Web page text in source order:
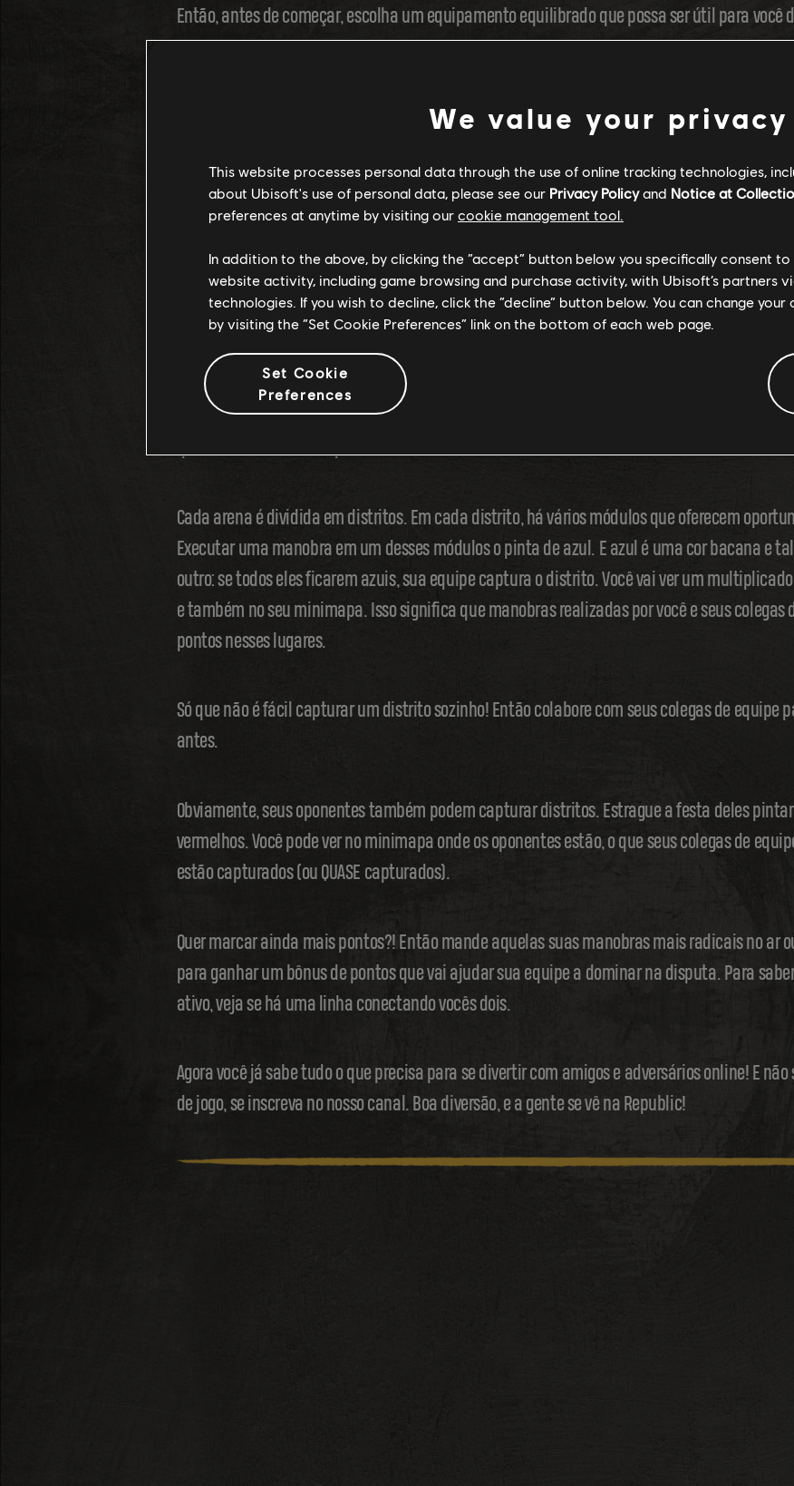
Então, antes de começar, escolha um equipamento equilibrado que possa ser útil para você
E lembre-se: Toda. Rodada. Conta. Nunca se sabe o que pode acontecer! Mesmo se a sua
até o fim porque o jogo pode virar de uma hora para outra.
E, para encerrar, se o seu negócio é competir em equipe, entre no modo Tricks Battle com
pontuação em arenas alucinantes. Confira algumas dicas para mandar bem.
Todos os pontos vêm de manobras. Então vamos ver como maximizar suas manobras para
modo em equipe. A melhor estratégia para conseguir a maior pontuação é capturar um
Cada arena é dividida em distritos. Em cada distrito, há vários módulos que oferecem
Executar uma manobra em um desses módulos o pinta de azul. E azul é uma cor bacana e
outro: se todos eles ficarem azuis, sua equipe captura o distrito. Você vai ver um
e também no seu minimapa. Isso significa que manobras realizadas por você e seus colegas
pontos nesses lugares.
Só que não é fácil capturar um distrito sozinho! Então colabore com seus colegas de
antes.
Obviamente, seus oponentes também podem capturar distritos. Estrague a festa deles
vermelhos. Você pode ver no minimapa onde os oponentes estão, o que seus colegas de
estão capturados (ou QUASE capturados).
Quer marcar ainda mais pontos?! Então mande aquelas suas manobras mais radicais no ar
para ganhar um bônus de pontos que vai ajudar sua equipe a dominar na disputa. Para
ativo, veja se há uma linha conectando vocês dois.
Agora você já sabe tudo o que precisa para se divertir com amigos e adversários online! E
de jogo, se inscreva no nosso canal. Boa diversão, e a gente se vê na Republic!
We value your privacy
This website processes personal data through the use of online tracking technologies,
about Ubisoft's use of personal data, please see our Privacy Policyand Notice at
preferences at anytime by visiting our cookie management tool.
In addition to the above, by clicking the “accept” button below you specifically consent
website activity, including game browsing and purchase activity, with Ubisoft’s partners
technologies. If you wish to decline, click the “decline” button below. You can change
by visiting the “Set Cookie Preferences” link on the bottom of each web page.
Set Cookie
Preferences